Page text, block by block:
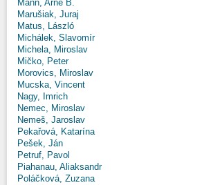
Mann, Arne B.
Marušiak, Juraj
Matus, László
Michálek, Slavomír
Michela, Miroslav
Mičko, Peter
Morovics, Miroslav
Mucska, Vincent
Nagy, Imrich
Nemec, Miroslav
Nemeš, Jaroslav
Pekařová, Katarína
Pešek, Ján
Petruf, Pavol
Piahanau, Aliaksandr
Poláčková, Zuzana